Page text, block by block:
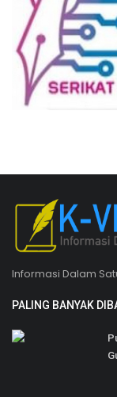
Informasi Dalam
PALING BANYAK